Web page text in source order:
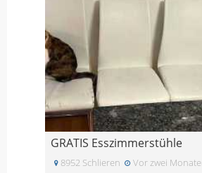
GRATIS Esszimmerstühle
8952 Schlieren Vor zwei